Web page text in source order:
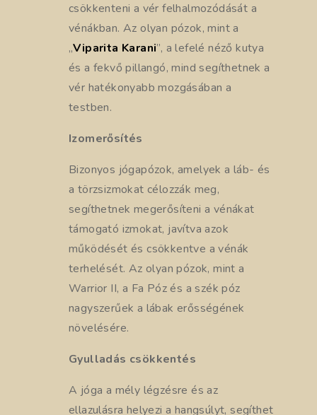
csökkenteni a vér felhalmozódását a
vénákban. Az olyan pózok, mint a
„Viparita Karani”, a lefelé néző kutya
és a fekvő pillangó, mind segíthetnek a
vér hatékonyabb mozgásában a
testben.
Izomerősítés
Bizonyos jógapózok, amelyek a láb- és
a törzsizmokat célozzák meg,
segíthetnek megerősíteni a vénákat
támogató izmokat, javítva azok
működését és csökkentve a vénák
terhelését. Az olyan pózok, mint a
Warrior II, a Fa Póz és a szék póz
nagyszerűek a lábak erősségének
növelésére.
Gyulladás csökkentés
A jóga a mély légzésre és az
ellazulásra helyezi a hangsúlyt, segíthet